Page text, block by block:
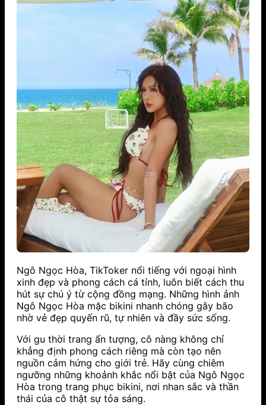
Ngô Ngọc Hòa, TikToker nổi tiếng với ngoại hình
xinh đẹp và phong cách cá tính, luôn biết cách thu
hút sự chú ý từ cộng đồng mạng. Những hình ảnh
Ngô Ngọc Hòa mặc bikini nhanh chóng gây bão
nhờ vẻ đẹp quyến rũ, tự nhiên và đầy sức sống.
Với gu thời trang ấn tượng, cô nàng không chỉ
khẳng định phong cách riêng mà còn tạo nên
nguồn cảm hứng cho giới trẻ. Hãy cùng chiêm
ngưỡng những khoảnh khắc nổi bật của Ngô Ngọc
Hòa trong trang phục bikini, nơi nhan sắc và thần
thái của cô thật sự tỏa sáng.